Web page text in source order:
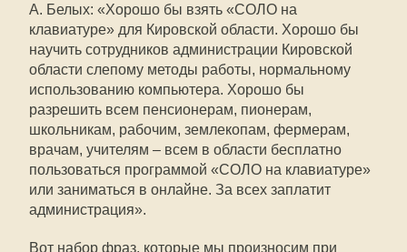
А. Белых: «Хорошо бы взять «СОЛО на
клавиатуре» для Кировской области. Хорошо бы
научить сотрудников администрации Кировской
области слепому методы работы, нормальному
использованию компьютера. Хорошо бы
разрешить всем пенсионерам, пионерам,
школьникам, рабочим, землекопам, фермерам,
врачам, учителям – всем в области бесплатно
пользоваться программой «СОЛО на клавиатуре»
или заниматься в онлайне. За всех заплатит
администрация».
Вот набор фраз, которые мы произносим при